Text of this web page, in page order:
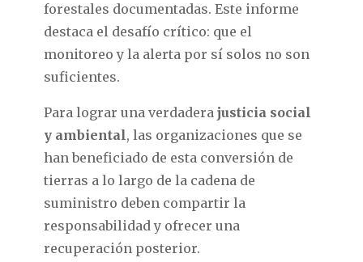
forestales documentadas. Este informe
destaca el desafío crítico: que el
monitoreo y la alerta por sí solos no son
suficientes.
Para lograr una verdadera justicia social
y ambiental, las organizaciones que se
han beneficiado de esta conversión de
tierras a lo largo de la cadena de
suministro deben compartir la
responsabilidad y ofrecer una
recuperación posterior.